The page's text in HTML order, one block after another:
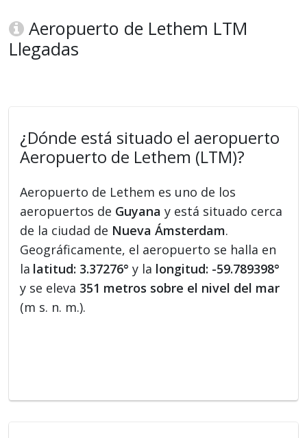
Aeropuerto de Lethem LTM
Llegadas
¿Dónde está situado el aeropuerto
Aeropuerto de Lethem (LTM)?
Aeropuerto de Lethem es uno de los
aeropuertos de Guyana y está situado cerca
de la ciudad de Nueva Ámsterdam.
Geográficamente, el aeropuerto se halla en
la latitud: 3.37276° y la longitud: -59.789398°
y se eleva 351 metros sobre el nivel del mar
(m s. n. m.).